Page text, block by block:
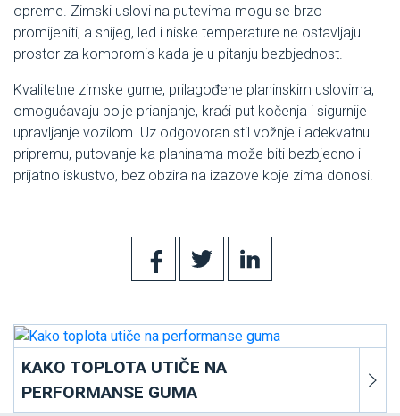
opreme. Zimski uslovi na putevima mogu se brzo
promijeniti, a snijeg, led i niske temperature ne ostavljaju
prostor za kompromis kada je u pitanju bezbjednost.
Kvalitetne zimske gume, prilagođene planinskim uslovima,
omogućavaju bolje prianjanje, kraći put kočenja i sigurnije
upravljanje vozilom. Uz odgovoran stil vožnje i adekvatnu
pripremu, putovanje ka planinama može biti bezbjedno i
prijatno iskustvo, bez obzira na izazove koje zima donosi.
KAKO TOPLOTA UTIČE NA
PERFORMANSE GUMA